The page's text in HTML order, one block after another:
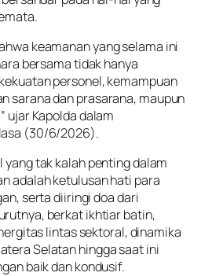
keamanan yang selama ini
bersama tidak hanya
personel, kemampuan
sarana dan prasarana, maupun
ujar Kapolda dalam
(30/6/2026).
yang tak kalah penting dalam
adalah ketulusan hati para
serta diiringi doa dari
berkat ikhtiar batin,
lintas sektoral, dinamika
Selatan hingga saat ini
baik dan kondusif.